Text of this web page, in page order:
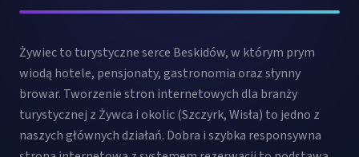
Żywiec to turystyczne serce Beskidów, w którym prym
wiodą hotele, pensjonaty, gastronomia oraz słynny
browar. Tworzenie stron internetowych dla branży
turystycznej z Żywca i okolic (Szczyrk, Wisła) to jedno z
naszych głównych działań. Dobra i szybka responsywna